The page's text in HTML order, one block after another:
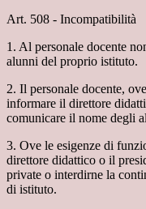
Art. 508 - Incompatibilità
1. Al personale docente
alunni del proprio istituto.
2. Il personale docente,
informare il direttore
comunicare il nome degli
3. Ove le esigenze di
direttore didattico o il
private o interdirne la
di istituto.